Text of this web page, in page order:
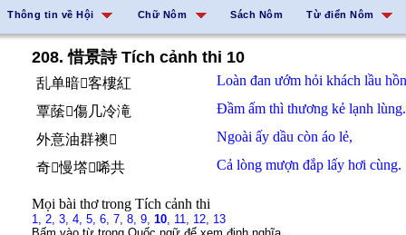
Thông tin về Hội Chữ Nôm Sách Nôm Từ điển Nôm
208. 惜景詩 Tích cảnh thi 10
乱单暗𠳨客樓紅 Loàn đan ướm hỏi khách lầu
覃䕃𪰛傷几冷滝
Đầm ấm thì thương kẻ lạnh lùng.
外意油群襖󰭺
Ngoài ấy dầu còn áo lẻ,
奇𢚸慢㙮𥙩唏共
Cả lòng mượn đắp lấy hơi cùng.
Mọi bài thơ trong Tích cảnh thi
1, 2, 3, 4, 5, 6, 7, 8, 9, 10, 11, 12, 13